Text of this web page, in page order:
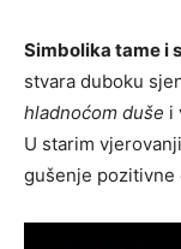
Simbolika tame i
stvara duboku
hladnoćom duše i
U starim
gušenje pozitivne